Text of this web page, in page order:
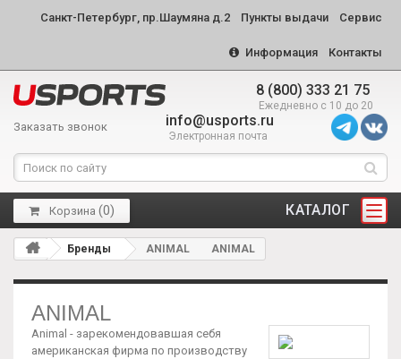
Санкт-Петербург, пр.Шаумяна д.2 Пункты выдачи Сервис
Информация Контакты
8 (800) 333 21 75
Ежедневно с 10 до 20
Заказать звонок info@usports.ru
Электронная почта
КАТАЛОГ
Корзина (0)
Бренды ANIMAL ANIMAL
ANIMAL
Animal - зарекомендовавшая себя
американская фирма по производству